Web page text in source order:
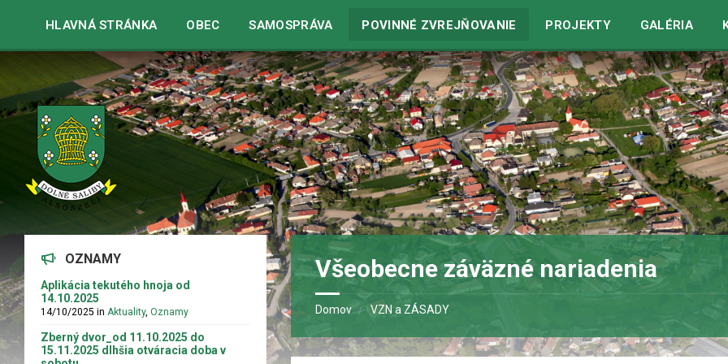
Warning: strpos() expects parameter 1 to be string, array given in/home/web/dolnesaliby.sk/www/wp-includes/blocks.php
HLAVNÁ STRÁNKA OBEC SAMOSPRÁVA POVINNÉ ZVREJŇOVANIE PROJEKTY GALÉRIA
Všeobecne záväzné nariadenia
Domov VZN a ZÁSADY
OZNAMY
Aplikácia tekutého hnoja od
14.10.2025
14/10/2025 in Aktuality, Oznamy
Zberný dvor_od 11.10.2025 do
15.11.2025 dlhšia otváracia doba v